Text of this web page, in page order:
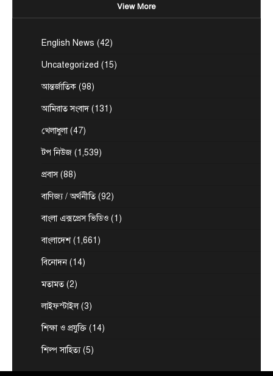
August 7, 2026
দিয়েছে সরকার। আজ (বৃহস্পতিবার) এ সংক্রান্ত…
প্রধানমন্ত্রী হিসাবে ২০ বছরের ব্যবধানে মা-
ছেলের বাঁশখালী সফর
এনামুল হক রাশেদী, চট্টগ্রামঃ ★ দুই দশক পর আবার
প্রধানমন্ত্রীকে বরণে প্রস্তুত চট্টগ্রাম, নেতাকর্মীরা
প্রথমবার চট্টগ্রাম সফরে আসছেন তারেক রহমান।
আন্তর্জাতিক
টপ নিউজ
‘ফ্যামিলি কার্ড’ কর্মসূচির উদ্বোধন আগামী ১৬
View More
English News (42)
Uncategorized (15)
আন্তর্জাতিক (98)
আমিরাত সংবাদ(131)
খেলাধুলা(47)
টপ নিউজ (1,539)
প্রবাস(88)
বাণিজ্য / অর্থনীতি (92)
বাংলা এক্সপ্রেস ভিডিও (1)
বাংলাদেশ(1,661)
বিনোদন (14)
মতামত (2)
লাইফস্টাইল(3)
শিক্ষা ও প্রযুক্তি (14)
শিল্প সাহিত্য(5)